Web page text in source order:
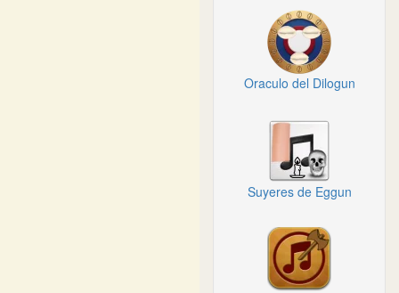
Oraculo del Dilogun
Suyeres de Eggun